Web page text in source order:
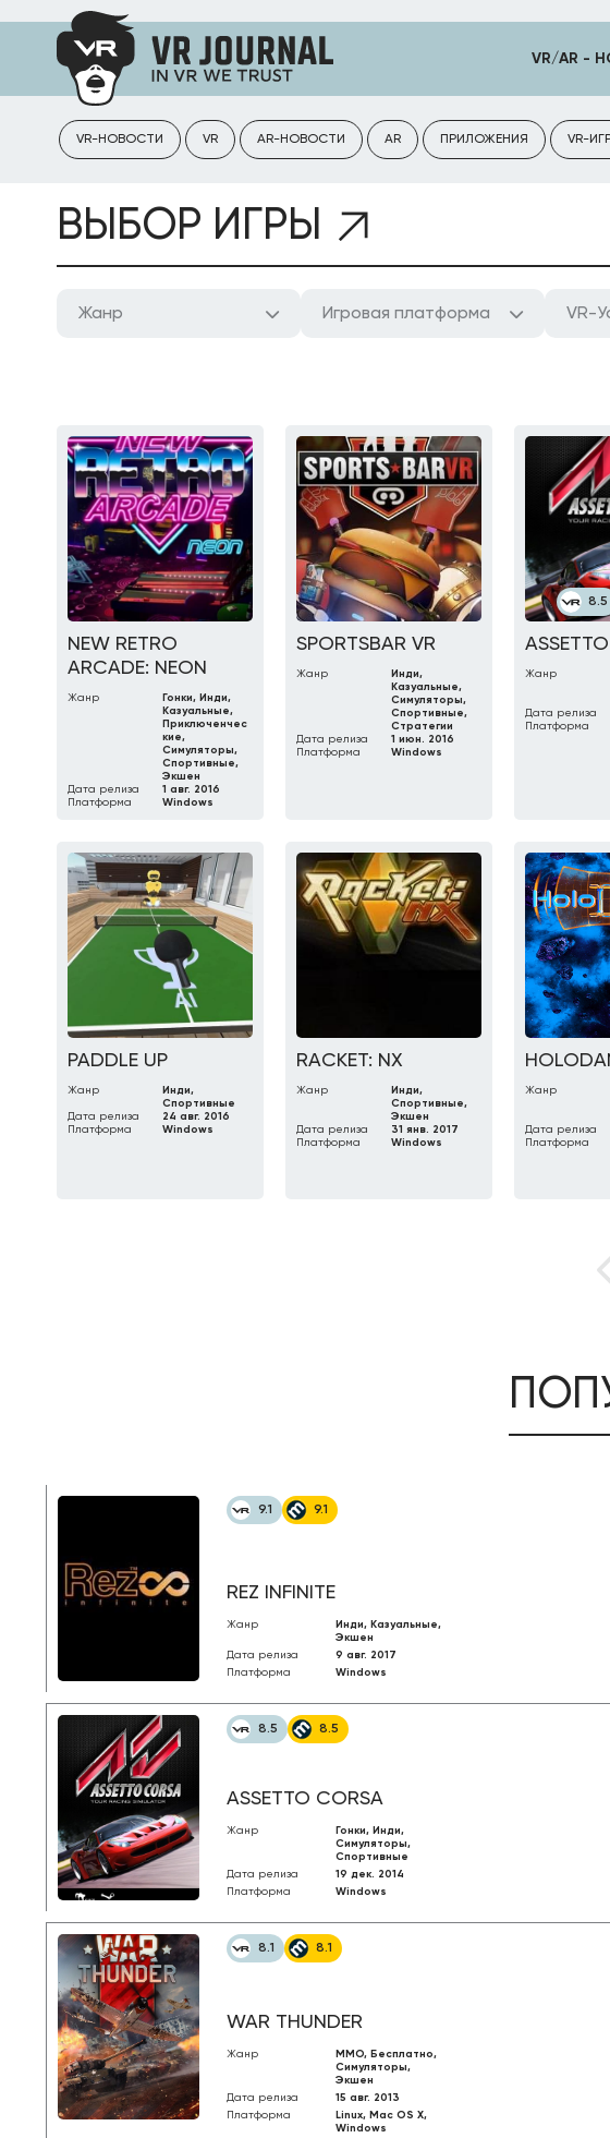
VR/AR -
VR-НОВОСТИ VR AR-НОВОСТИ AR ПРИЛОЖЕНИЯ VR-
ВЫБОР ИГРЫ
Жанр Игровая платформа VR-
NEW RETRO
ARCADE: NEON
Жанр
Гонки, Инди,
Казуальные,
Приключенчес
кие,
Симуляторы,
Спортивные,
Экшен
Дата релиза
1 авг. 2016
Платформа
Windows
SPORTSBAR VR
Жанр
Инди,
Казуальные,
Симуляторы,
Спортивные,
Стратегии
Дата релиза
1 июн. 2016
Платформа
Windows
8.5
Жанр
Дата релиза
Платформа
PADDLE UP
Жанр
Инди,
Спортивные
Дата релиза
24 авг. 2016
Платформа
Windows
RACKET: NX
Жанр
Инди,
Спортивные,
Экшен
Дата релиза
31 янв. 2017
Платформа
Windows
Жанр
Дата релиза
Платформа
9.1 9.1
REZ INFINITE
Жанр
Инди, Казуальные,
Экшен
Дата релиза
9 авг. 2017
Платформа
Windows
8.5 8.5
ASSETTO CORSA
Жанр
Гонки, Инди,
Симуляторы,
Спортивные
Дата релиза
19 дек. 2014
Платформа
Windows
8.1 8.1
WAR THUNDER
Жанр
MMO, Бесплатно,
Симуляторы,
Экшен
Дата релиза
15 авг. 2013
Платформа
Linux, Mac OS X,
Windows